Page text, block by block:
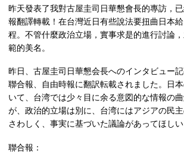
昨天發表了我對古屋圭司日華懇會長的專訪，
報翻譯轉載！在台灣近日有些說法要扭曲日本
程。不管什麼政治立場，實事求是的進行討論
範的美名。
昨日、古屋圭司日華懇会長へのインタビュー記
聯合報、自由時報に翻訳転載されました。日
いて、台湾では少々目に余る意図的な情報の
が、政治的立場は別に、台湾にはアジアの民
さわしく、事実に基づいた議論があってほしい
聯合報：